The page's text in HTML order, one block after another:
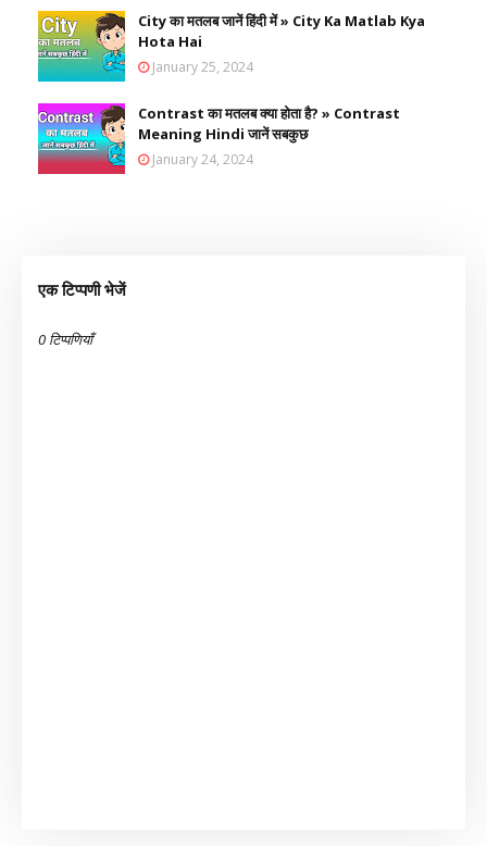
City का मतलब जानें हिंदी में » City Ka Matlab Kya
Hota Hai
January 25, 2024
Contrast का मतलब क्या होता है? » Contrast
Meaning Hindi जानें सबकुछ
January 24, 2024
एक टिप्पणी भेजें
0 टिप्पणियाँ